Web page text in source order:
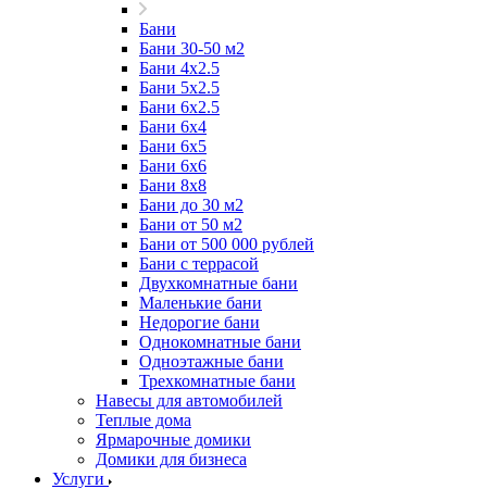
Бани
Бани 30-50 м2
Бани 4x2.5
Бани 5x2.5
Бани 6x2.5
Бани 6х4
Бани 6х5
Бани 6х6
Бани 8x8
Бани до 30 м2
Бани от 50 м2
Бани от 500 000 рублей
Бани с террасой
Двухкомнатные бани
Маленькие бани
Недорогие бани
Однокомнатные бани
Одноэтажные бани
Трехкомнатные бани
Навесы для автомобилей
Теплые дома
Ярмарочные домики
Домики для бизнеса
Услуги